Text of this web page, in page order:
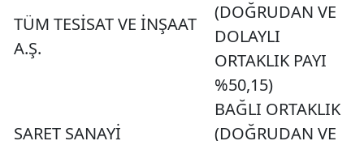
TÜM TESİSAT VE İNŞAAT
A.Ş.
(DOĞRUDAN VE
DOLAYLI
ORTAKLIK PAYI
%50,15)
SARET SANAYİ
BAĞLI ORTAKLIK
(DOĞRUDAN VE